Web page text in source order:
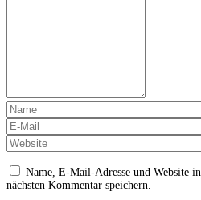
Name, E-Mail-Adresse und Website
nächsten Kommentar speichern.